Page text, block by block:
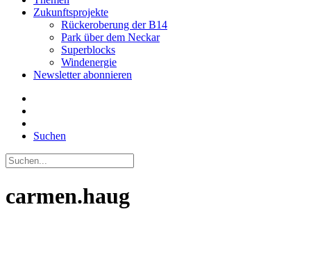
Zukunftsprojekte
Rückeroberung der B14
Park über dem Neckar
Superblocks
Windenergie
Newsletter abonnieren
Suchen
carmen.haug